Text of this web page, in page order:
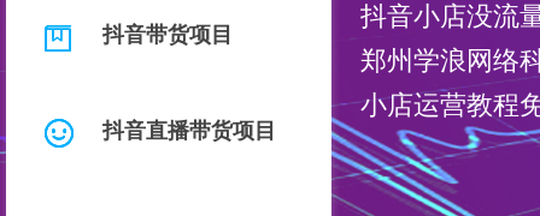
抖音直播带货项目
抖音带货项目
抖音小店没流
郑州学浪网络
小店运营教程